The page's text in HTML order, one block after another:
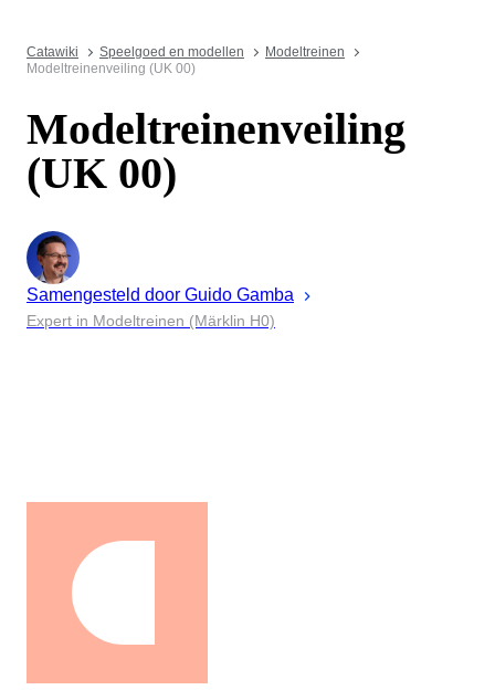
Catawiki Speelgoed en modellen
Modeltreinen
Modeltreinenveiling (UK 00)
Modeltreinenveiling
(UK 00)
Samengesteld door Guido Gamba
Expert in Modeltreinen (Märklin H0)